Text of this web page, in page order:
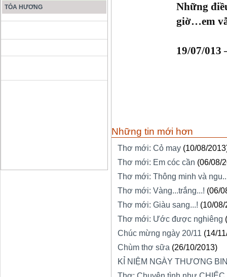
TỎA HƯƠNG
Những
giờ…em
19/07/013
Những tin mới hơn
Thơ mới: Cỏ may (10/08/
Thơ mới: Em cóc cần (06/08/
Thơ mới: Thông minh và
Thơ mới: Vàng...trắng...! (06/
Thơ mới: Giàu sang...! (10/
Thơ mới: Ước được nghiêng
Chúc mừng ngày 20/11 (14/
Chùm thơ sữa (26/10/2013)
KỈ NIỆM NGÀY THƯƠNG